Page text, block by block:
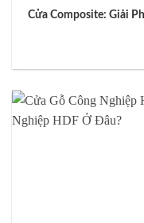
Cửa Composite: Giải